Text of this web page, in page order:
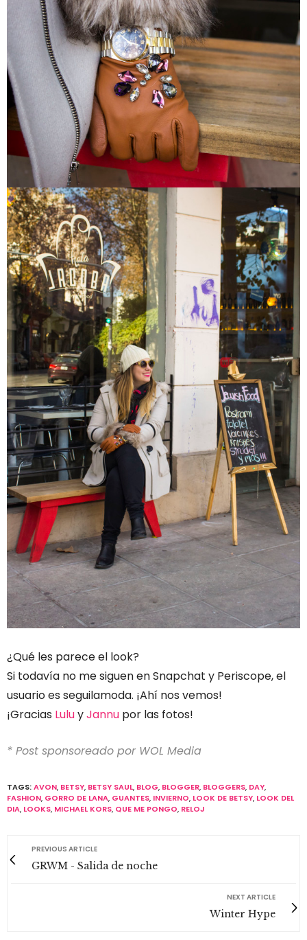
¿Qué les parece el look?
Si todavía no me siguen en Snapchat y Periscope, el
usuario es seguilamoda. ¡Ahí nos vemos!
¡Gracias LuluyJannu por las fotos!
* Post sponsoreado por WOL Media
TAGS:AVON, BETSY, BETSY SAUL, BLOG, BLOGGER, BLOGGERS, DAY,
FASHION, GORRO DE LANA, GUANTES, INVIERNO, LOOK DE BETSY, LOOK DEL
DIA, LOOKS, MICHAEL KORS, QUE ME PONGO, RELOJ
PREVIOUS ARTICLE
GRWM - Salida de noche
NEXT ARTICLE
Winter Hype